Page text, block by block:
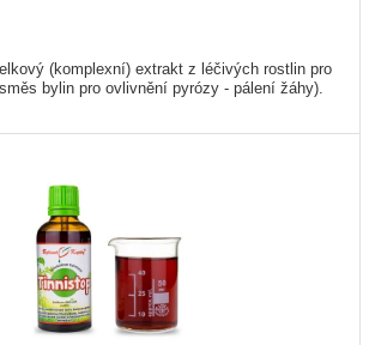
(komplexní) extrakt z léčivých rostlin pro
bylin pro ovlivnění pyrózy - pálení žáhy).